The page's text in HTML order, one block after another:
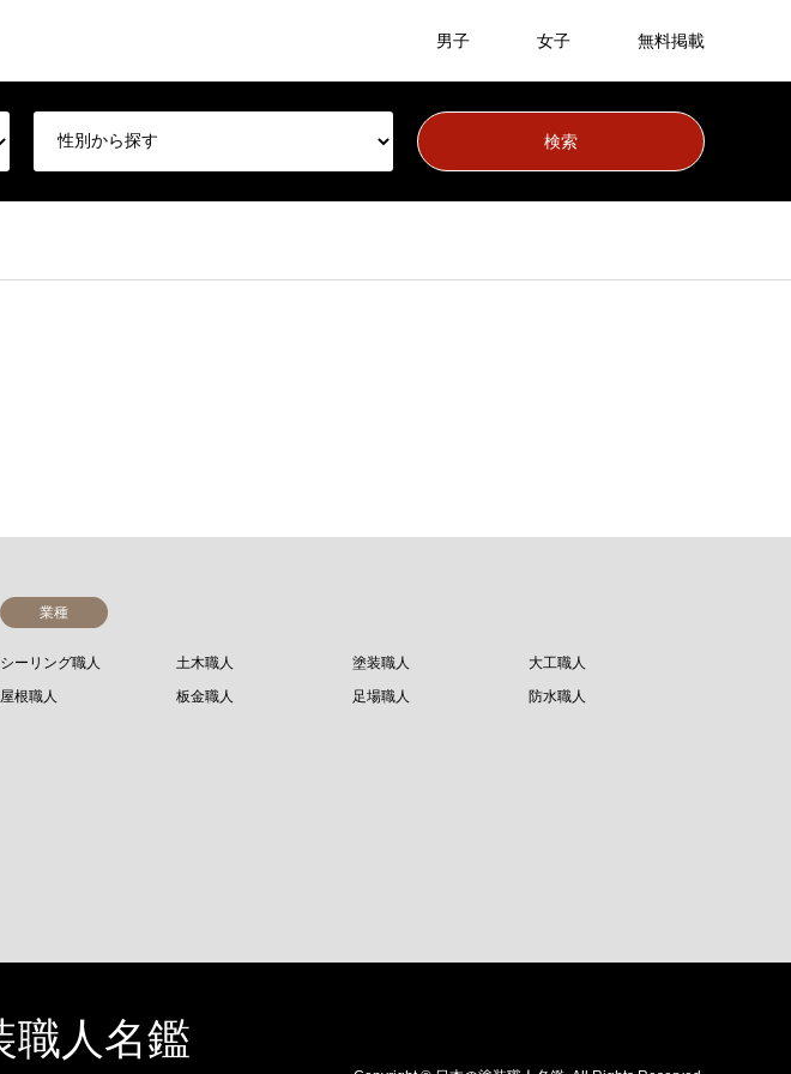
男子 女子 無料掲載
業種
シーリング職人 土木職人 塗装職人
大工職人
屋根職人
板金職人 足場職人 防水職人